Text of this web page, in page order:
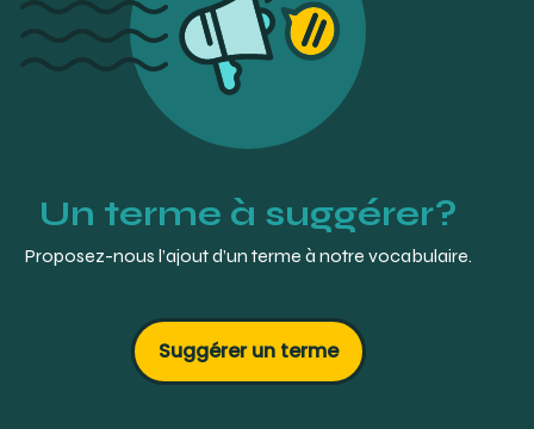
Un terme à suggérer?
Proposez-nous l’ajout d’un terme à notre vocabulaire.
Suggérer un terme